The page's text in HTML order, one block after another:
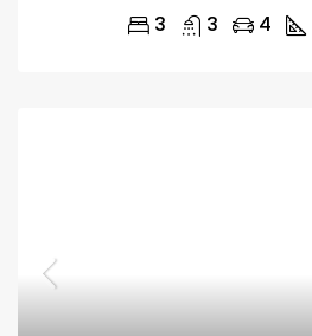
3 3 4